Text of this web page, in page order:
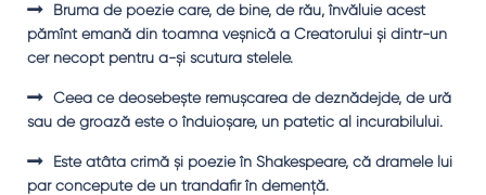
Bruma de poezie care, de bine, de rău, învăluie acest
pămînt emană din toamna veşnică a Creatorului şi dintr-un
cer necopt pentru a-şi scutura stelele.
Ceea ce deosebeşte remuşcarea de deznădejde, de ură
sau de groază este o înduioşare, un patetic al incurabilului.
Este atâta crimă şi poezie în Shakespeare, că dramele lui
par concepute de un trandafir în demenţă.